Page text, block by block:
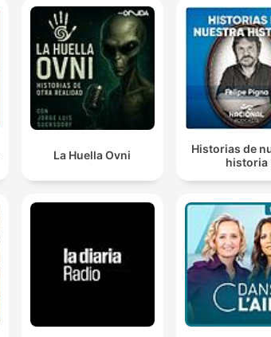
La Huella Ovni
Historias de
historia